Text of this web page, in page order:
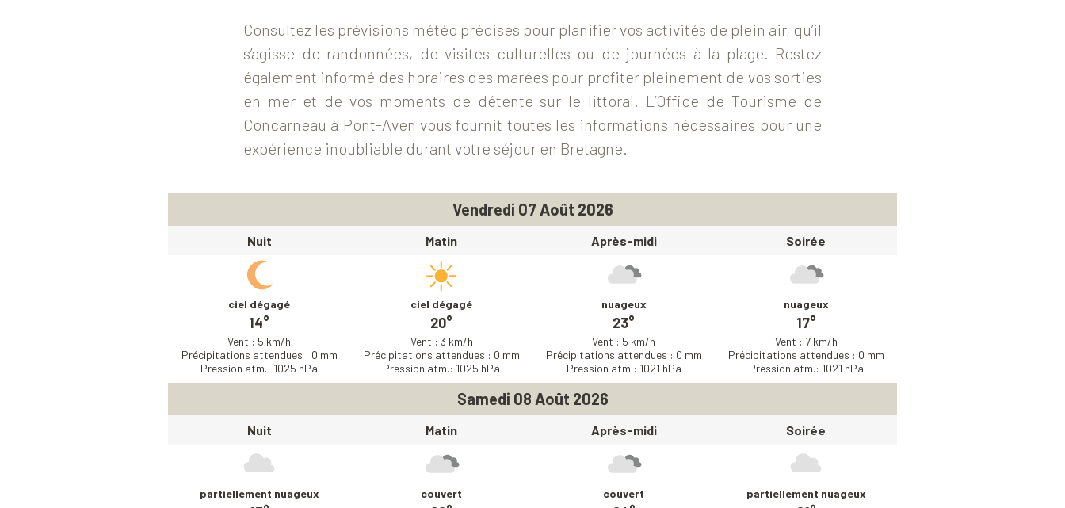
Consultez les prévisions météo précises pour planifier vos activités de plein air, qu’il
s’agisse de randonnées, de visites culturelles ou de journées à la plage. Restez
également informé des horaires des marées pour profiter pleinement de vos sorties
en mer et de vos moments de détente sur le littoral. L’Office de Tourisme de
Concarneau à Pont-Aven vous fournit toutes les informations nécessaires pour une
expérience inoubliable durant votre séjour en Bretagne.
Vendredi 07 Août 2026
Nuit
ciel dégagé
14°
Vent : 5 km/h
Précipitations attendues : 0 mm
Pression atm.: 1025 hPa
Matin
ciel dégagé
20°
Vent : 3 km/h
Précipitations attendues : 0 mm
Pression atm.: 1025 hPa
Après-midi
nuageux
23°
Vent : 5 km/h
Précipitations attendues : 0 mm
Pression atm.: 1021 hPa
Soirée
nuageux
17°
Vent : 7 km/h
Précipitations attendues : 0 mm
Pression atm.: 1021 hPa
Samedi 08 Août 2026
Nuit
partiellement nuageux
Matin
couvert
Après-midi
couvert
Soirée
partiellement nuageux